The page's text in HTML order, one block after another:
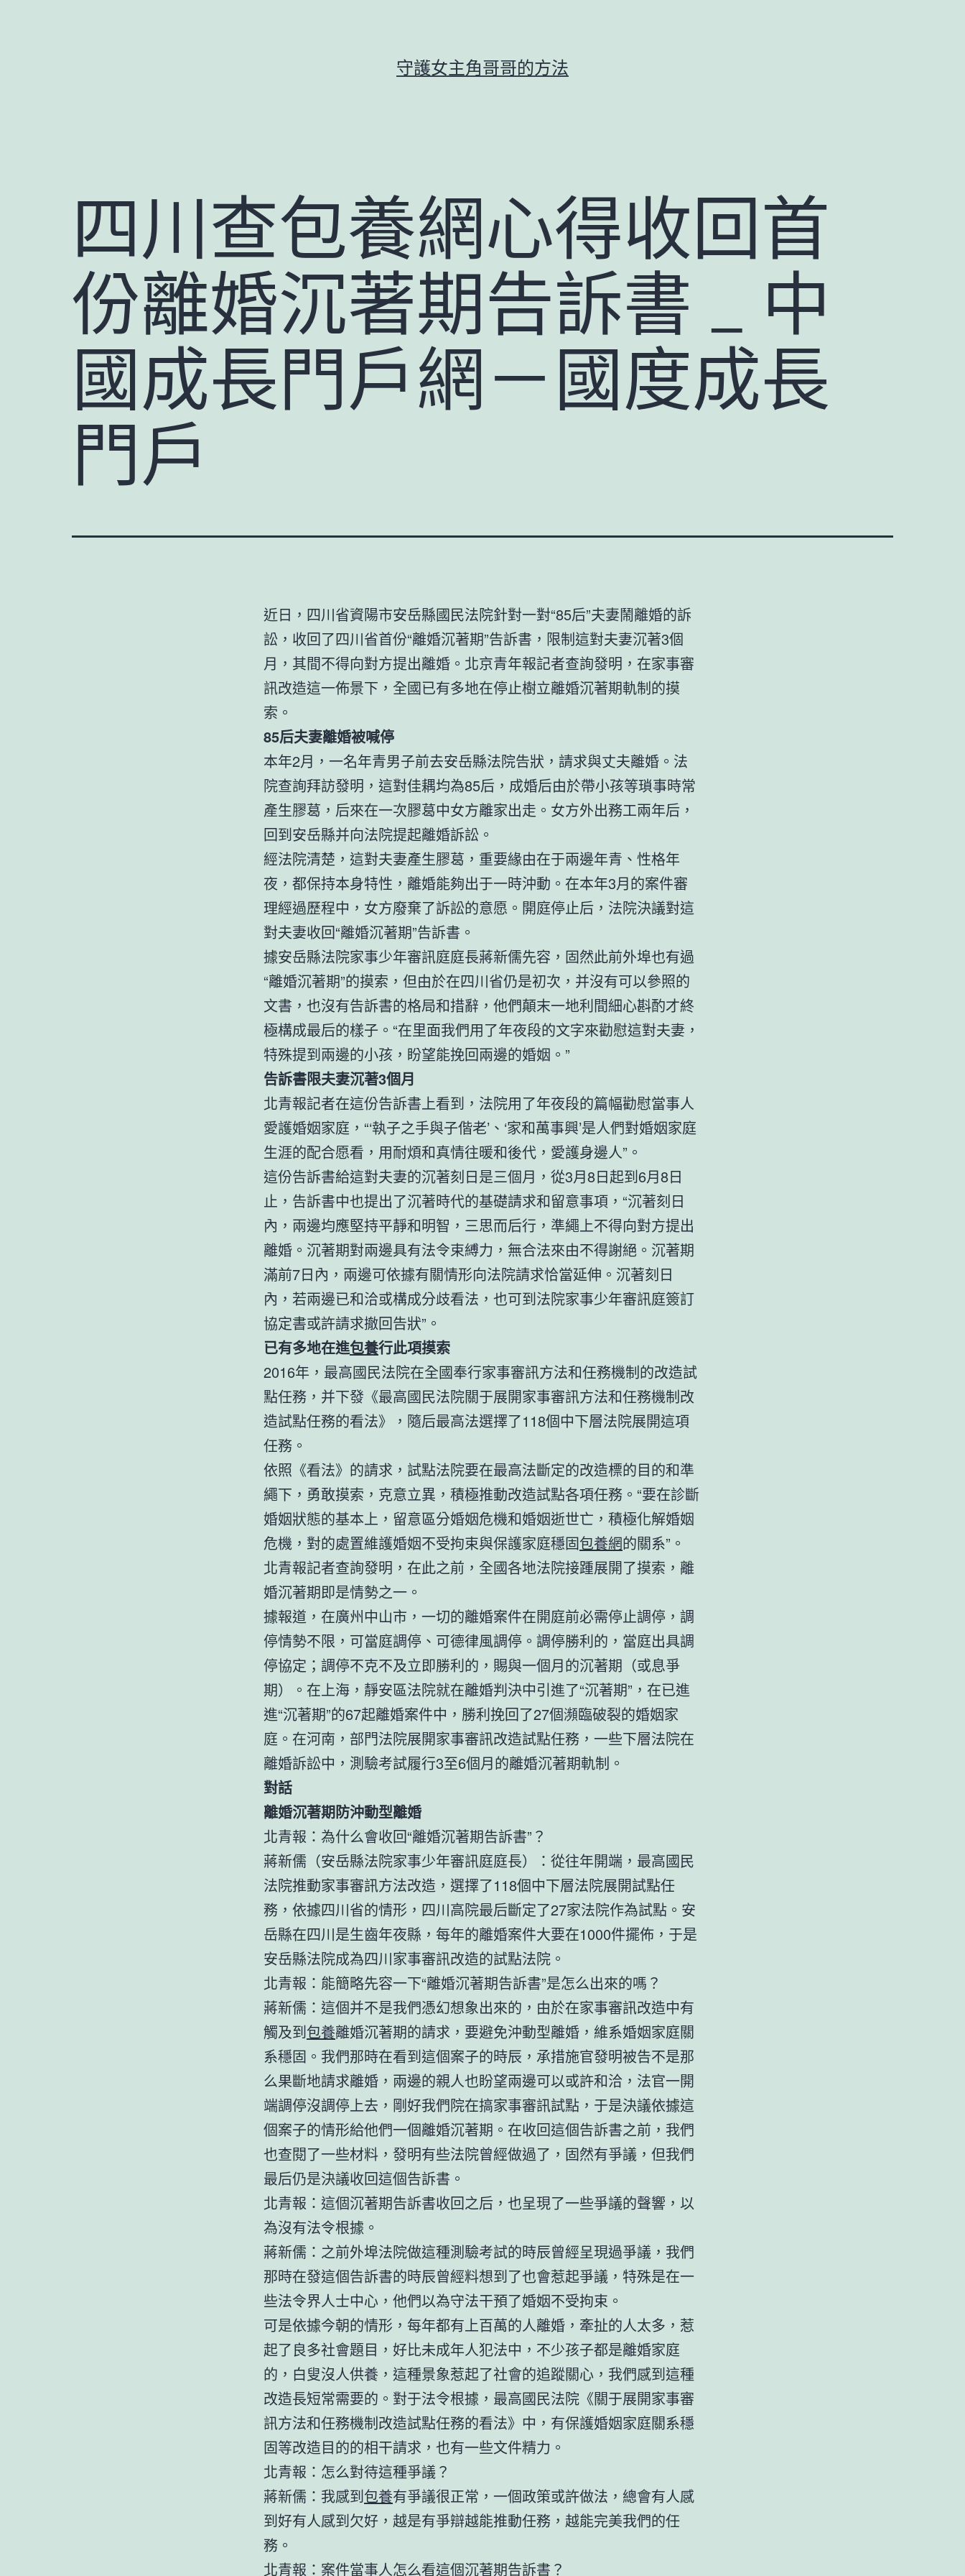
守護女主角哥哥的方法
四川查包養網心得收回首
份離婚沉著期告訴書 _ 中
國成長門戶網－國度成長
門戶
近日，四川省資陽市安岳縣國民法院針對一對“85后”夫妻鬧離婚的訴
訟，收回了四川省首份“離婚沉著期”告訴書，限制這對夫妻沉著3個
月，其間不得向對方提出離婚。北京青年報記者查詢發明，在家事審
訊改造這一佈景下，全國已有多地在停止樹立離婚沉著期軌制的摸
索。
85后夫妻離婚被喊停
本年2月，一名年青男子前去安岳縣法院告狀，請求與丈夫離婚。法
院查詢拜訪發明，這對佳耦均為85后，成婚后由於帶小孩等瑣事時常
產生膠葛，后來在一次膠葛中女方離家出走。女方外出務工兩年后，
回到安岳縣并向法院提起離婚訴訟。
經法院清楚，這對夫妻產生膠葛，重要緣由在于兩邊年青、性格年
夜，都保持本身特性，離婚能夠出于一時沖動。在本年3月的案件審
理經過歷程中，女方廢棄了訴訟的意愿。開庭停止后，法院決議對這
對夫妻收回“離婚沉著期”告訴書。
據安岳縣法院家事少年審訊庭庭長蔣新儒先容，固然此前外埠也有過
“離婚沉著期”的摸索，但由於在四川省仍是初次，并沒有可以參照的
文書，也沒有告訴書的格局和措辭，他們顛末一地利間細心斟酌才終
極構成最后的樣子。“在里面我們用了年夜段的文字來勸慰這對夫妻，
特殊提到兩邊的小孩，盼望能挽回兩邊的婚姻。”
告訴書限夫妻沉著3個月
北青報記者在這份告訴書上看到，法院用了年夜段的篇幅勸慰當事人
愛護婚姻家庭，“‘執子之手與子偕老’、‘家和萬事興’是人們對婚姻家庭
生涯的配合愿看，用耐煩和真情往暖和後代，愛護身邊人”。
這份告訴書給這對夫妻的沉著刻日是三個月，從3月8日起到6月8日
止，告訴書中也提出了沉著時代的基礎請求和留意事項，“沉著刻日
內，兩邊均應堅持平靜和明智，三思而后行，準繩上不得向對方提出
離婚。沉著期對兩邊具有法令束縛力，無合法來由不得謝絕。沉著期
滿前7日內，兩邊可依據有關情形向法院請求恰當延伸。沉著刻日
內，若兩邊已和洽或構成分歧看法，也可到法院家事少年審訊庭簽訂
協定書或許請求撤回告狀”。
已有多地在進包養行此項摸索
2016年，最高國民法院在全國奉行家事審訊方法和任務機制的改造試
點任務，并下發《最高國民法院關于展開家事審訊方法和任務機制改
造試點任務的看法》，隨后最高法選擇了118個中下層法院展開這項
任務。
依照《看法》的請求，試點法院要在最高法斷定的改造標的目的和準
繩下，勇敢摸索，克意立異，積極推動改造試點各項任務。“要在診斷
婚姻狀態的基本上，留意區分婚姻危機和婚姻逝世亡，積極化解婚姻
危機，對的處置維護婚姻不受拘束與保護家庭穩固包養網的關系”。
北青報記者查詢發明，在此之前，全國各地法院接踵展開了摸索，離
婚沉著期即是情勢之一。
據報道，在廣州中山市，一切的離婚案件在開庭前必需停止調停，調
停情勢不限，可當庭調停、可德律風調停。調停勝利的，當庭出具調
停協定；調停不克不及立即勝利的，賜與一個月的沉著期（或息爭
期）。在上海，靜安區法院就在離婚判決中引進了“沉著期”，在已進
進“沉著期”的67起離婚案件中，勝利挽回了27個瀕臨破裂的婚姻家
庭。在河南，部門法院展開家事審訊改造試點任務，一些下層法院在
離婚訴訟中，測驗考試履行3至6個月的離婚沉著期軌制。
對話
離婚沉著期防沖動型離婚
北青報：為什么會收回“離婚沉著期告訴書”？
蔣新儒（安岳縣法院家事少年審訊庭庭長）：從往年開端，最高國民
法院推動家事審訊方法改造，選擇了118個中下層法院展開試點任
務，依據四川省的情形，四川高院最后斷定了27家法院作為試點。安
岳縣在四川是生齒年夜縣，每年的離婚案件大要在1000件擺佈，于是
安岳縣法院成為四川家事審訊改造的試點法院。
北青報：能簡略先容一下“離婚沉著期告訴書”是怎么出來的嗎？
蔣新儒：這個并不是我們憑幻想象出來的，由於在家事審訊改造中有
觸及到包養離婚沉著期的請求，要避免沖動型離婚，維系婚姻家庭關
系穩固。我們那時在看到這個案子的時辰，承措施官發明被告不是那
么果斷地請求離婚，兩邊的親人也盼望兩邊可以或許和洽，法官一開
端調停沒調停上去，剛好我們院在搞家事審訊試點，于是決議依據這
個案子的情形給他們一個離婚沉著期。在收回這個告訴書之前，我們
也查閱了一些材料，發明有些法院曾經做過了，固然有爭議，但我們
最后仍是決議收回這個告訴書。
北青報：這個沉著期告訴書收回之后，也呈現了一些爭議的聲響，以
為沒有法令根據。
蔣新儒：之前外埠法院做這種測驗考試的時辰曾經呈現過爭議，我們
那時在發這個告訴書的時辰曾經料想到了也會惹起爭議，特殊是在一
些法令界人士中心，他們以為守法干預了婚姻不受拘束。
可是依據今朝的情形，每年都有上百萬的人離婚，牽扯的人太多，惹
起了良多社會題目，好比未成年人犯法中，不少孩子都是離婚家庭
的，白叟沒人供養，這種景象惹起了社會的追蹤關心，我們感到這種
改造長短常需要的。對于法令根據，最高國民法院《關于展開家事審
訊方法和任務機制改造試點任務的看法》中，有保護婚姻家庭關系穩
固等改造目的的相干請求，也有一些文件精力。
北青報：怎么對待這種爭議？
蔣新儒：我感到包養有爭議很正常，一個政策或許做法，總會有人感
到好有人感到欠好，越是有爭辯越能推動任務，越能完美我們的任
務。
北青報：案件當事人怎么看這個沉著期告訴書？